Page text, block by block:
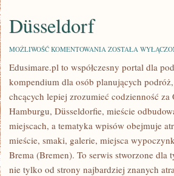
Düsseldorf
MOŻLIWOŚĆ KOMENTOWANIA DÜSSELDORF
ZOSTAŁA
Edusimare.pl to współczesny portal dla
kompendium dla osób planujących
chcących lepiej zrozumieć codzienność
Hamburgu, Düsseldorfie, mieście
miejscach, a tematyka wpisów obejmuje
mieście, smaki, galerie, miejsca
Brema (Bremen). To serwis stworzone
nie tylko od strony najbardziej znanych